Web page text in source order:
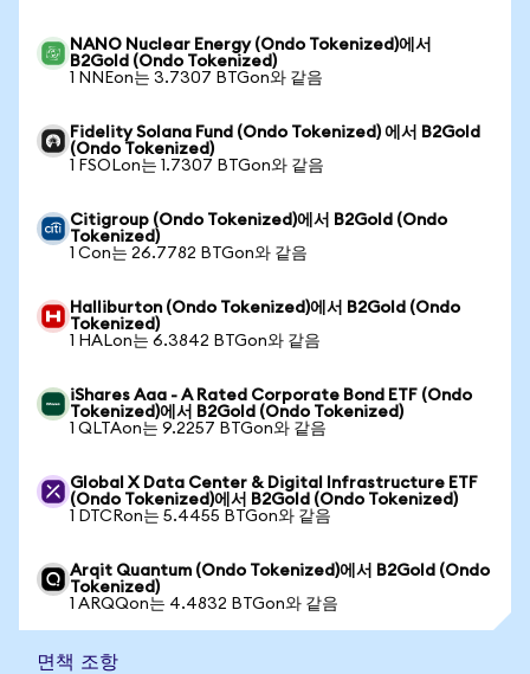
NANO Nuclear Energy (Ondo Tokenized)에서
B2Gold (Ondo Tokenized)
1 NNEon는 3.7307 BTGon와 같음
Fidelity Solana Fund (Ondo Tokenized) 에서 B2Gold
(Ondo Tokenized)
1 FSOLon는 1.7307 BTGon와 같음
Citigroup (Ondo Tokenized)에서 B2Gold (Ondo
Tokenized)
1 Con는 26.7782 BTGon와 같음
Halliburton (Ondo Tokenized)에서 B2Gold (Ondo
Tokenized)
1 HALon는 6.3842 BTGon와 같음
iShares Aaa - A Rated Corporate Bond ETF (Ondo
Tokenized)에서 B2Gold (Ondo Tokenized)
1 QLTAon는 9.2257 BTGon와 같음
Global X Data Center & Digital Infrastructure ETF
(Ondo Tokenized)에서 B2Gold (Ondo Tokenized)
1 DTCRon는 5.4455 BTGon와 같음
Arqit Quantum (Ondo Tokenized)에서 B2Gold (Ondo
Tokenized)
1 ARQQon는 4.4832 BTGon와 같음
면책 조항